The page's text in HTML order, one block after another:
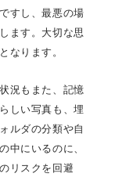
すし、最悪の場
ます。大切な思
なります。
況もまた、記憶
しい写真も、埋
ルダの分類や自
中にいるのに、
リスクを回避